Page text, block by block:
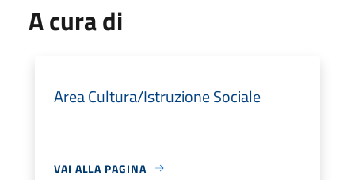
A cura di
Area Cultura/Istruzione Sociale
VAI ALLA PAGINA